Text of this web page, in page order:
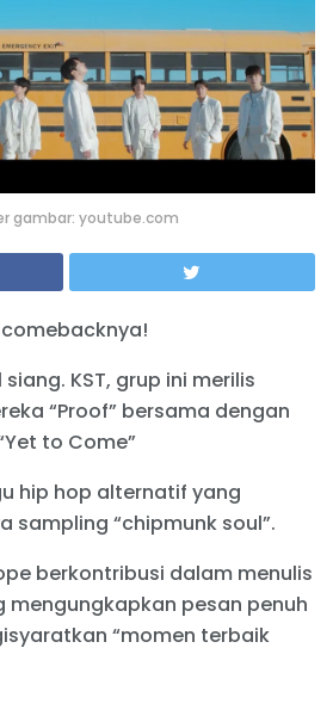
gambar: youtube.com
siang. KST, grup ini merilis
“Proof” bersama dengan
to Come”
hip hop alternatif yang
sampling “chipmunk soul”.
berkontribusi dalam menulis
mengungkapkan pesan penuh
“momen terbaik